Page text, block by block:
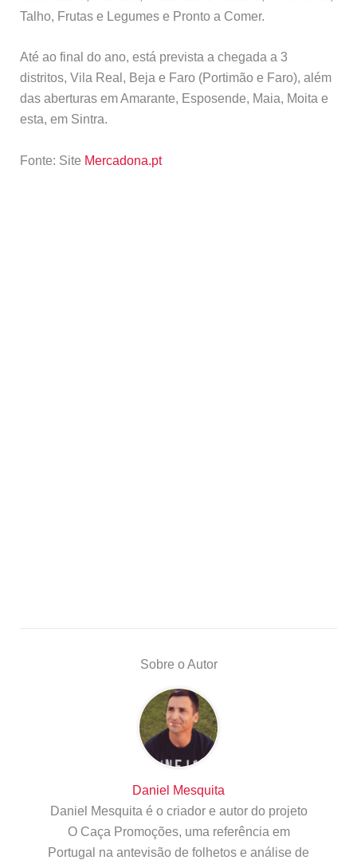
Talho, Frutas e Legumes e Pronto a Comer.
Até ao final do ano, está prevista a chegada a 3
distritos, Vila Real, Beja e Faro (Portimão e Faro), além
das aberturas em Amarante, Esposende, Maia, Moita e
esta, em Sintra.
Fonte: Site Mercadona.pt
Sobre o Autor
Daniel Mesquita
Daniel Mesquita é o criador e autor do projeto
O Caça Promoções, uma referência em
Portugal na antevisão de folhetos e análise de